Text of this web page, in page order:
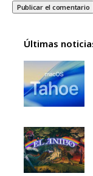
Últimas